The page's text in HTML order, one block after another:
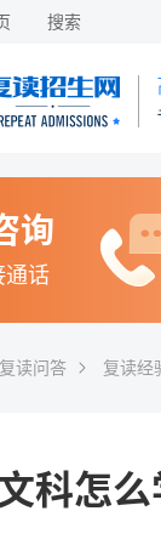
搜索
询
通话
复读问答 复读经
科怎